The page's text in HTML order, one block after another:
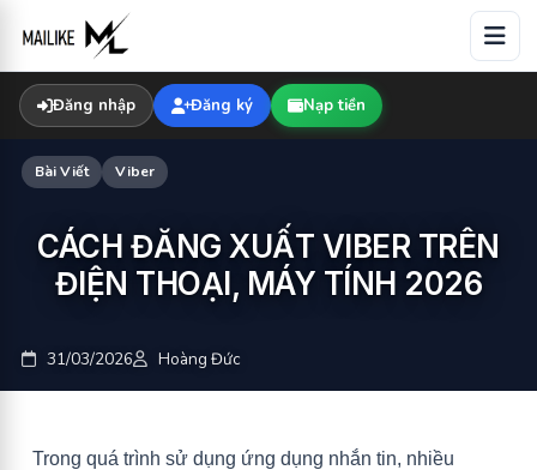
content
Đăng nhập Đăng ký Nạp tiền
Bài Viết Viber
CÁCH ĐĂNG XUẤT VIBER TRÊN
ĐIỆN THOẠI, MÁY TÍNH 2026
31/03/2026 Hoàng Đức
Trong quá trình sử dụng ứng dụng nhắn tin, nhiều